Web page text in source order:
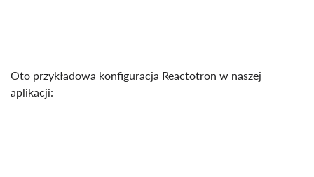
Oto przykładowa konfiguracja Reactotron w naszej
aplikacji: